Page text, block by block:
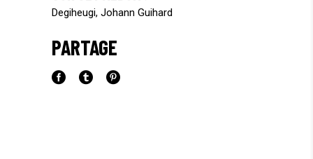
Degiheugi, Johann Guihard
PARTAGE